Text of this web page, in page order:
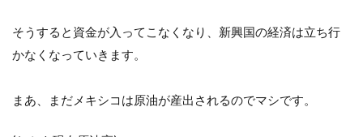
そうすると資金が入ってこなくなり、新興国の経済は立ち行
かなくなっていきます。
まあ、まだメキシコは原油が産出されるのでマシです。